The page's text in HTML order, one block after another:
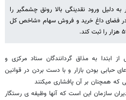
به دلیل ورود نقدینگی بالا رونق چشمگیر را
در فضای داغ خرید و فروش سهام «شاخص کل
ابتدا به مذاق گردانندگان ستاد مرکزی و
حبابی بودن بازار و با دست بردن در قوانین
همچنان بر آن پافشاری میکنند
سازمان این است که آنها وظیفه ی رستگار